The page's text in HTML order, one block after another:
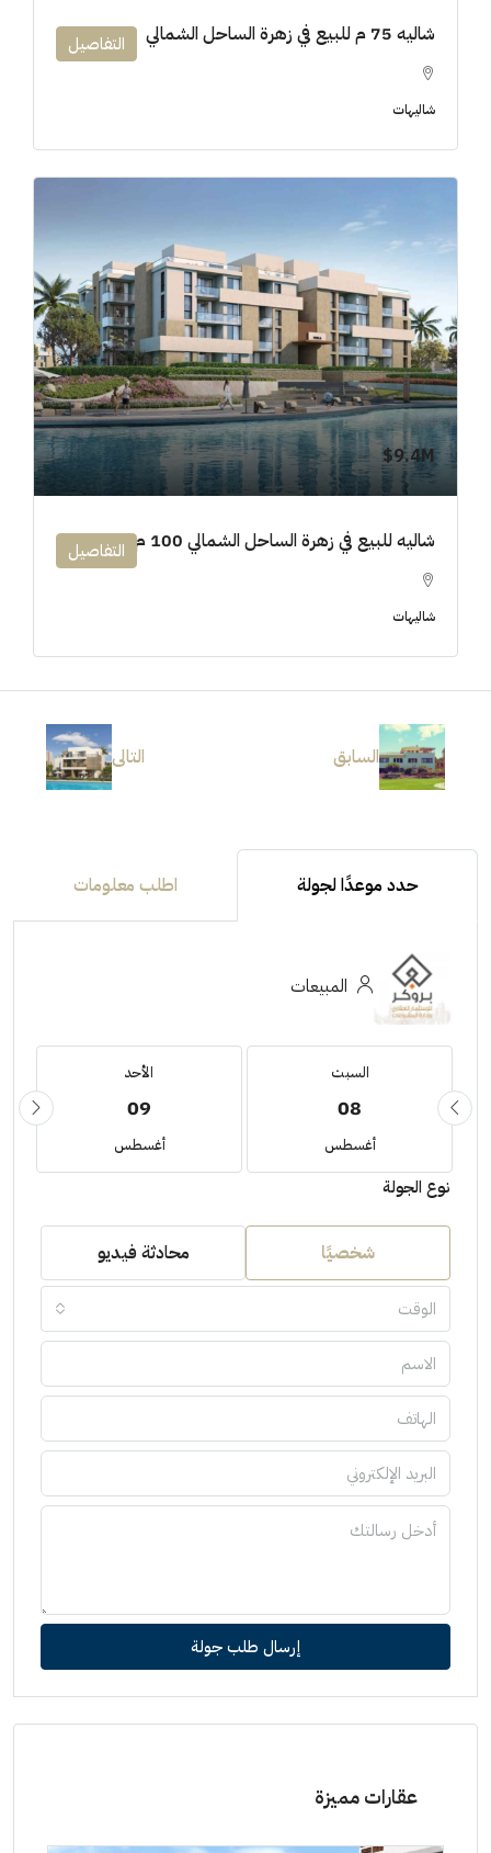
شاليه 75 م للبيع في زهرة الساحل الشمالي
شاليهات
التفاصيل
9.4M$
شاليه للبيع في زهرة الساحل الشمالي 100 م
شاليهات
التفاصيل
السابق التالى
حدد موعدًا لجولة اطلب معلومات
المبيعات
السبت
08
أغسطس
الأحد
09
أغسطس
نوع الجولة
شخصيًا محادثة فيديو
الوقت
إرسال طلب جولة
عقارات مميزة